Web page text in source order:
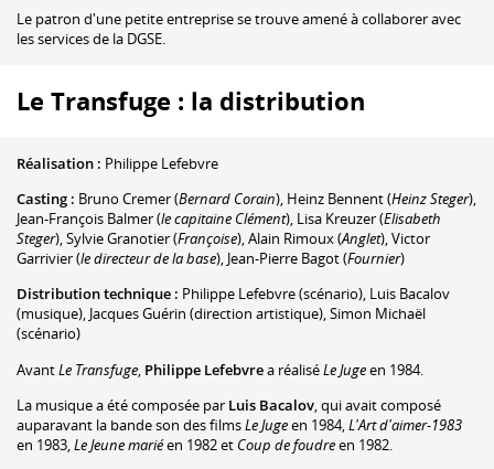
Le patron d'une petite entreprise se trouve amené à collaborer avec
les services de la DGSE.
Le Transfuge : la distribution
Réalisation : Philippe Lefebvre
Casting : Bruno Cremer(Bernard Corain), Heinz Bennent(Heinz Steger),
Jean-François Balmer(le capitaine Clément), Lisa Kreuzer(Elisabeth
Steger),Sylvie Granotier(Françoise),Alain Rimoux(Anglet),Victor
Garrivier(le directeur de la base), Jean-Pierre Bagot(Fournier)
Distribution technique : Philippe Lefebvre(scénario), Luis Bacalov
(musique), Jacques Guérin (direction artistique),Simon Michaël
(scénario)
AvantLe Transfuge, Philippe Lefebvrea réaliséLe Jugeen 1984.
La musique a été composée par Luis Bacalov, qui avait composé
auparavant la bande son des filmsLe Jugeen 1984,L'Art d'aimer-1983
en 1983,Le Jeune mariéen 1982 et Coup de foudreen 1982.